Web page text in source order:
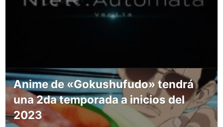
Anime de «Gokushufudo» tendrá
una 2da temporada a inicios del
2023